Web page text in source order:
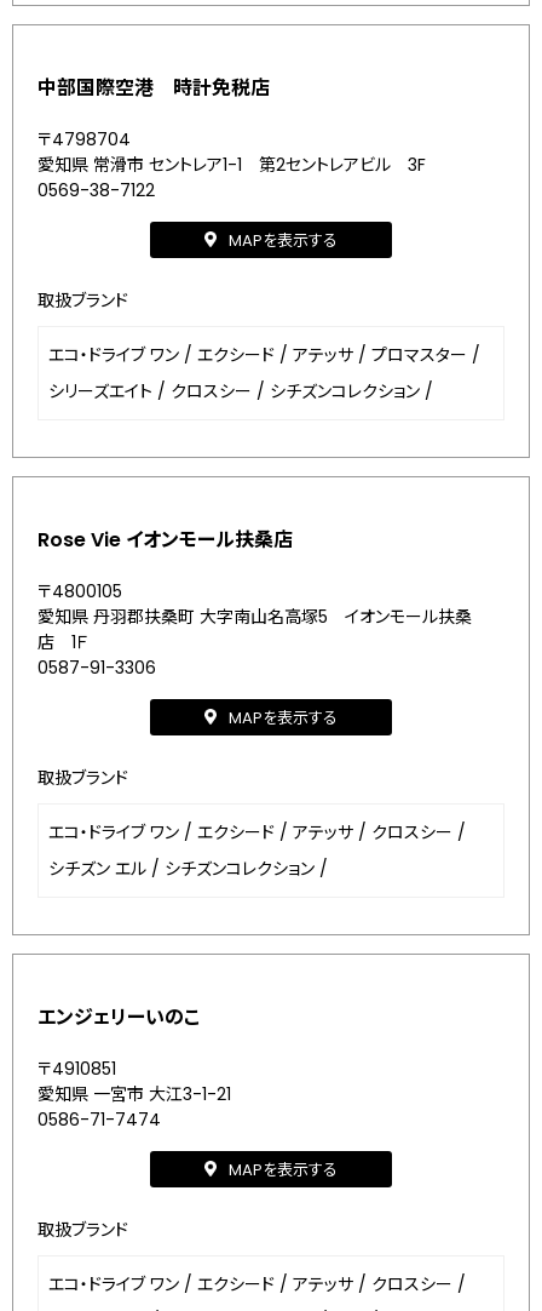
中部国際空港 時計免税店
〒4798704
愛知県 常滑市 セントレア1-1 第2セントレアビル 3F
0569-38-7122
MAPを表示する
取扱ブランド
エコ・ドライブ ワン / エクシード / アテッサ / プロマスター /
シリーズエイト / クロスシー / シチズンコレクション /
Rose Vie イオンモール扶桑店
〒4800105
愛知県 丹羽郡扶桑町 大字南山名高塚5 イオンモール扶桑
店 1Ｆ
0587-91-3306
MAPを表示する
取扱ブランド
エコ・ドライブ ワン / エクシード / アテッサ / クロスシー /
シチズン エル / シチズンコレクション /
エンジェリーいのこ
〒4910851
愛知県 一宮市 大江3-1-21
0586-71-7474
MAPを表示する
取扱ブランド
エコ・ドライブ ワン / エクシード / アテッサ / クロスシー /